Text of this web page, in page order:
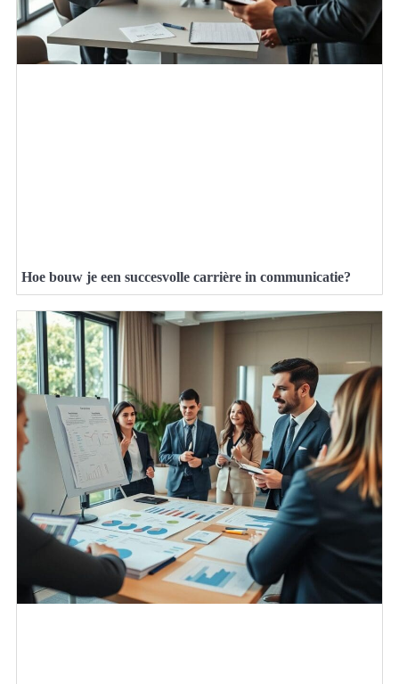
Hoe bouw je een succesvolle carrière in communicatie?